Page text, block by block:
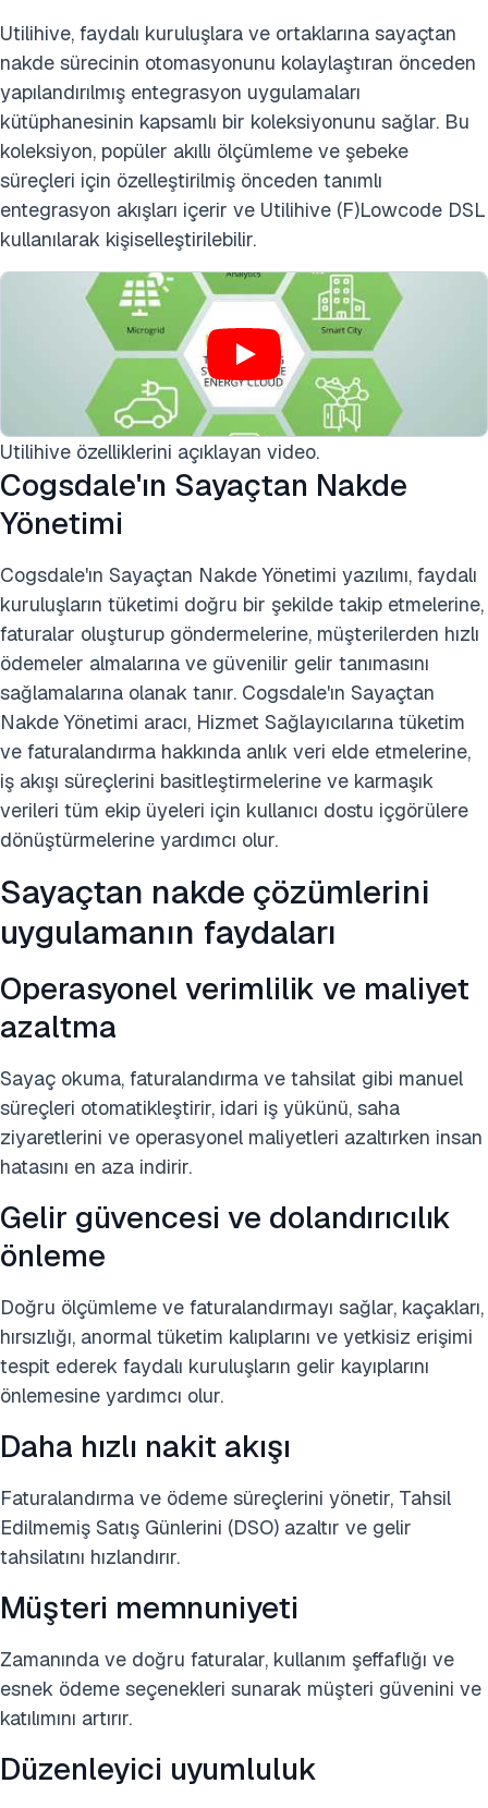
Utilihive, faydalı kuruluşlara ve ortaklarına sayaçtan
nakde sürecinin otomasyonunu kolaylaştıran önceden
yapılandırılmış entegrasyon uygulamaları
kütüphanesinin kapsamlı bir koleksiyonunu sağlar. Bu
koleksiyon, popüler akıllı ölçümleme ve şebeke
süreçleri için özelleştirilmiş önceden tanımlı
entegrasyon akışları içerir ve Utilihive (F)Lowcode DSL
kullanılarak kişiselleştirilebilir.
Utilihive özelliklerini açıklayan video.
Cogsdale'ın Sayaçtan Nakde
Yönetimi
Cogsdale'ın Sayaçtan Nakde Yönetimi yazılımı, faydalı
kuruluşların tüketimi doğru bir şekilde takip etmelerine,
faturalar oluşturup göndermelerine, müşterilerden hızlı
ödemeler almalarına ve güvenilir gelir tanımasını
sağlamalarına olanak tanır. Cogsdale'ın Sayaçtan
Nakde Yönetimi aracı, Hizmet Sağlayıcılarına tüketim
ve faturalandırma hakkında anlık veri elde etmelerine,
iş akışı süreçlerini basitleştirmelerine ve karmaşık
verileri tüm ekip üyeleri için kullanıcı dostu içgörülere
dönüştürmelerine yardımcı olur.
Sayaçtan nakde çözümlerini
uygulamanın faydaları
Operasyonel verimlilik ve maliyet
azaltma
Sayaç okuma, faturalandırma ve tahsilat gibi manuel
süreçleri otomatikleştirir, idari iş yükünü, saha
ziyaretlerini ve operasyonel maliyetleri azaltırken insan
hatasını en aza indirir.
Gelir güvencesi ve dolandırıcılık
önleme
Doğru ölçümleme ve faturalandırmayı sağlar, kaçakları,
hırsızlığı, anormal tüketim kalıplarını ve yetkisiz erişimi
tespit ederek faydalı kuruluşların gelir kayıplarını
önlemesine yardımcı olur.
Daha hızlı nakit akışı
Faturalandırma ve ödeme süreçlerini yönetir, Tahsil
Edilmemiş Satış Günlerini (DSO) azaltır ve gelir
tahsilatını hızlandırır.
Müşteri memnuniyeti
Zamanında ve doğru faturalar, kullanım şeffaflığı ve
esnek ödeme seçenekleri sunarak müşteri güvenini ve
katılımını artırır.
Düzenleyici uyumluluk